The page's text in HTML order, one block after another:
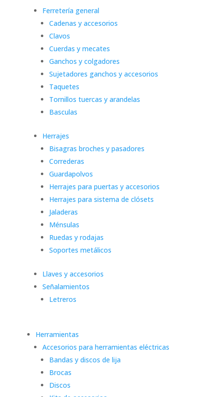
Ferretería general
Cadenas y accesorios
Clavos
Cuerdas y mecates
Ganchos y colgadores
Sujetadores ganchos y accesorios
Taquetes
Tornillos tuercas y arandelas
Basculas
Herrajes
Bisagras broches y pasadores
Correderas
Guardapolvos
Herrajes para puertas y accesorios
Herrajes para sistema de clósets
Jaladeras
Ménsulas
Ruedas y rodajas
Soportes metálicos
Llaves y accesorios
Señalamientos
Letreros
Herramientas
Accesorios para herramientas eléctricas
Bandas y discos de lija
Brocas
Discos